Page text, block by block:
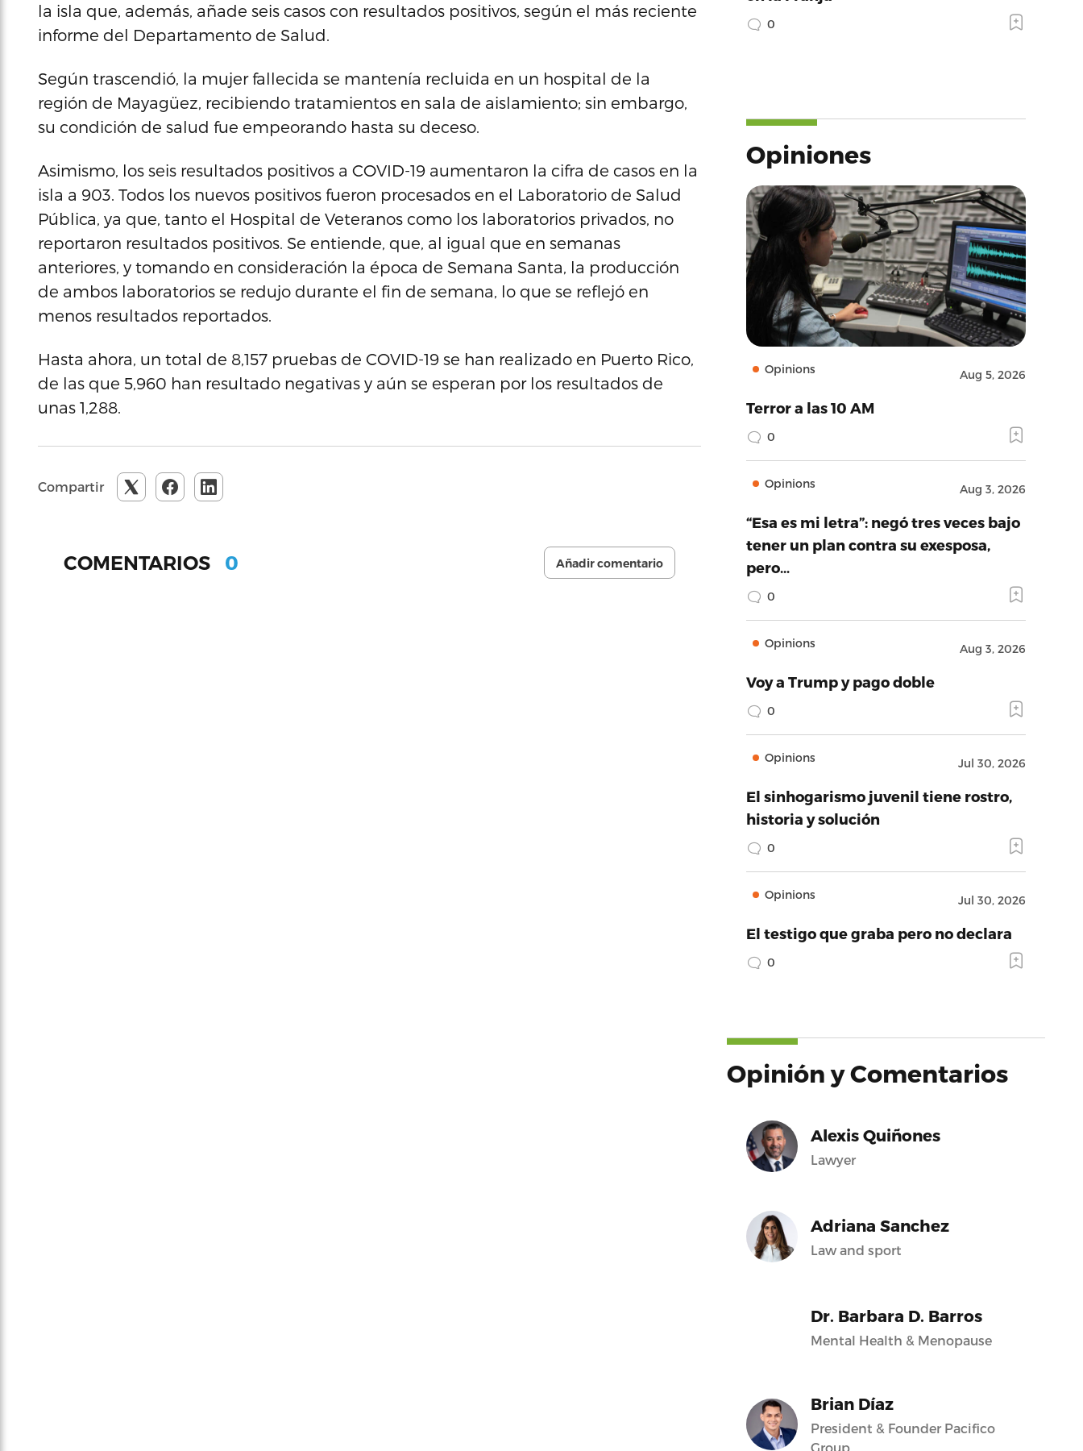
la isla que, además, añade seis casos con resultados positivos, según el más reciente
informe del Departamento de Salud.
Según trascendió, la mujer fallecida se mantenía recluida en un hospital de la
región de Mayagüez, recibiendo tratamientos en sala de aislamiento; sin embargo,
su condición de salud fue empeorando hasta su deceso.
Asimismo, los seis resultados positivos a COVID-19 aumentaron la cifra de casos en la
isla a 903. Todos los nuevos positivos fueron procesados en el Laboratorio de Salud
Pública, ya que, tanto el Hospital de Veteranos como los laboratorios privados, no
reportaron resultados positivos. Se entiende, que, al igual que en semanas
anteriores, y tomando en consideración la época de Semana Santa, la producción
de ambos laboratorios se redujo durante el fin de semana, lo que se reflejó en
menos resultados reportados.
Hasta ahora, un total de 8,157 pruebas de COVID-19 se han realizado en Puerto Rico,
de las que 5,960 han resultado negativas y aún se esperan por los resultados de
unas 1,288.
Compartir
COMENTARIOS 0 Añadir comentario
0
Opiniones
Opinions Aug 5, 2026
Terror a las 10 AM
0
Opinions Aug 3, 2026
“Esa es mi letra”: negó tres veces bajo
tener un plan contra su exesposa,
pero…
0
Opinions Aug 3, 2026
Voy a Trump y pago doble
0
Opinions Jul 30, 2026
El sinhogarismo juvenil tiene rostro,
historia y solución
0
Opinions Jul 30, 2026
El testigo que graba pero no declara
0
Opinión y Comentarios
Alexis Quiñones
Lawyer
Adriana Sanchez
Law and sport
Dr. Barbara D. Barros
Mental Health & Menopause
Brian Díaz
President & Founder Pacifico
Group